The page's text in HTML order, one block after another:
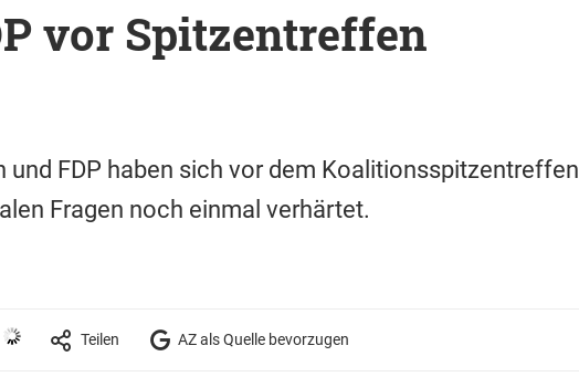
vor Spitzentreffen
und FDP haben sich vor dem Koalitionsspitzentreffen
Fragen noch einmal verhärtet.
Teilen AZ als Quelle bevorzugen